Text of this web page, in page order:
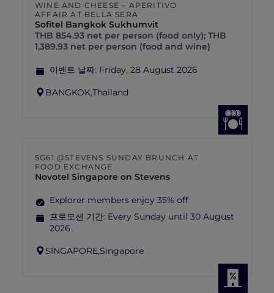
WINE AND CHEESE – APERITIVO
AFFAIR AT BELLA SERA
Sofitel Bangkok Sukhumvit
THB 854.93 net per person (food only); THB
1,389.93 net per person (food and wine)
이벤트 날짜: Friday, 28 August 2026
BANGKOK,Thailand
SG61 @STEVENS SUNDAY BRUNCH AT
FOOD EXCHANGE
Novotel Singapore on Stevens
Explorer members enjoy 35% off
프로모션 기간: Every Sunday until 30 August
2026
SINGAPORE,Singapore